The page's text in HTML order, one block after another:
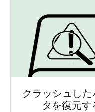
クラッシュし
タを復元す